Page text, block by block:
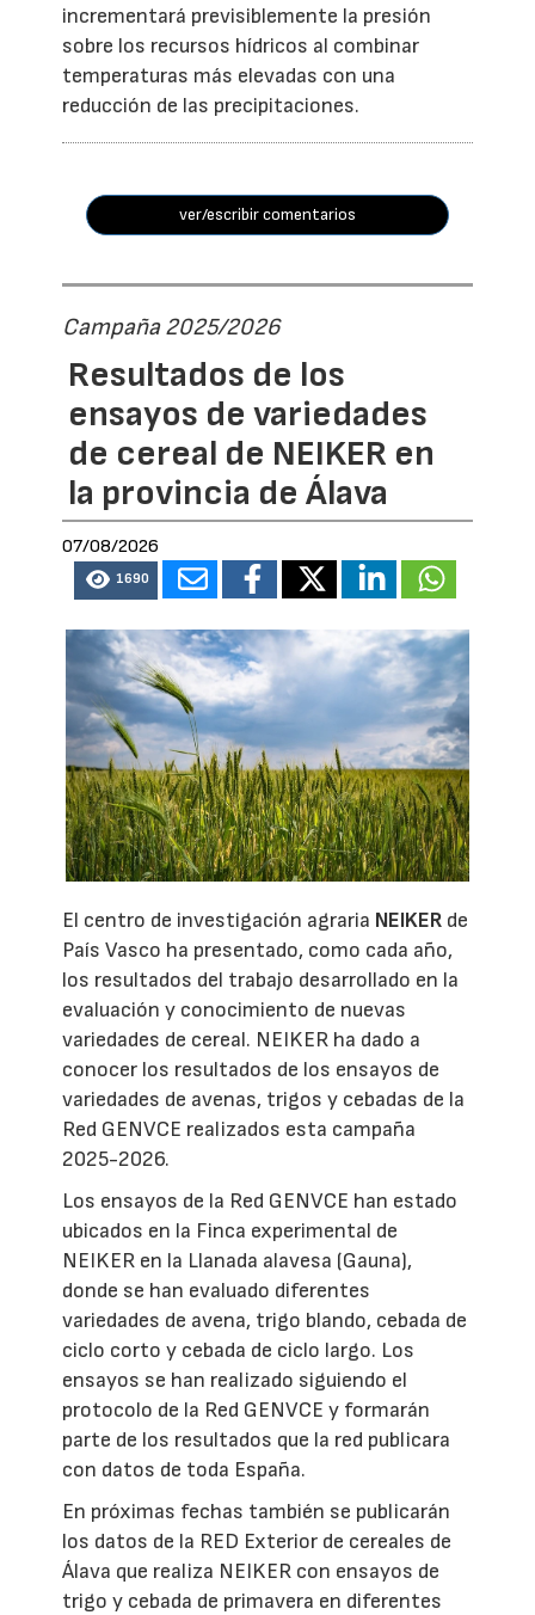
incrementará previsiblemente la presión
sobre los recursos hídricos al combinar
temperaturas más elevadas con una
reducción de las precipitaciones.
ver/escribir comentarios
Campaña 2025/2026
Resultados de los
ensayos de variedades
de cereal de NEIKER en
la provincia de Álava
07/08/2026
1690
El centro de investigación agraria NEIKER de
País Vasco ha presentado, como cada año,
los resultados del trabajo desarrollado en la
evaluación y conocimiento de nuevas
variedades de cereal. NEIKER ha dado a
conocer los resultados de los ensayos de
variedades de avenas, trigos y cebadas de la
Red GENVCE realizados esta campaña
2025-2026.
Los ensayos de la Red GENVCE han estado
ubicados en la Finca experimental de
NEIKER en la Llanada alavesa (Gauna),
donde se han evaluado diferentes
variedades de avena, trigo blando, cebada de
ciclo corto y cebada de ciclo largo. Los
ensayos se han realizado siguiendo el
protocolo de la Red GENVCE y formarán
parte de los resultados que la red publicara
con datos de toda España.
En próximas fechas también se publicarán
los datos de la RED Exterior de cereales de
Álava que realiza NEIKER con ensayos de
trigo y cebada de primavera en diferentes